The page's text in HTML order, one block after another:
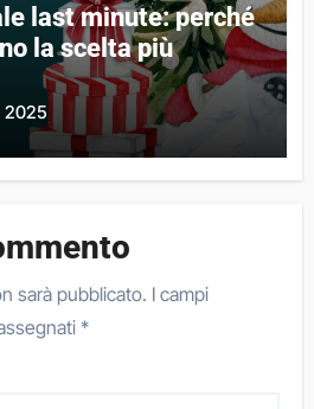
last minute: perché
la scelta più
2025
sarà pubblicato. I campi
*